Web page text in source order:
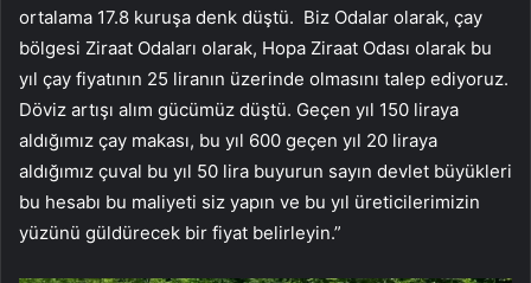
ortalama 17.8 kuruşa denk düştü. Biz Odalar olarak, çay
bölgesi Ziraat Odaları olarak, Hopa Ziraat Odası olarak bu
yıl çay fiyatının 25 liranın üzerinde olmasını talep ediyoruz.
Döviz artışı alım gücümüz düştü. Geçen yıl 150 liraya
aldığımız çay makası, bu yıl 600 geçen yıl 20 liraya
aldığımız çuval bu yıl 50 lira buyurun sayın devlet büyükleri
bu hesabı bu maliyeti siz yapın ve bu yıl üreticilerimizin
yüzünü güldürecek bir fiyat belirleyin.”